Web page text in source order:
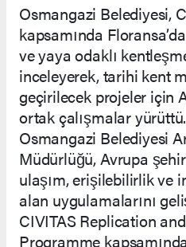
Osmangazi Belediyesi,
kapsamında
ve yaya odaklı
inceleyerek, tarihi kent
geçirilecek projeler için
ortak çalışmalar yürüttü.
Osmangazi Belediyesi
Müdürlüğü, Avrupa
ulaşım, erişilebilirlik ve
alan uygulamalarını
CIVITAS Replication
Programme